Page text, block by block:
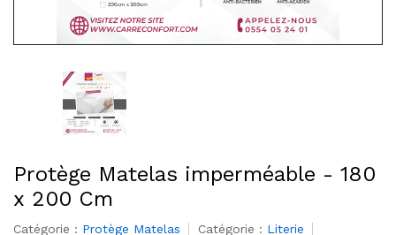
Protège Matelas imperméable - 180
x 200 Cm
Catégorie : Protège Matelas Catégorie : Literie